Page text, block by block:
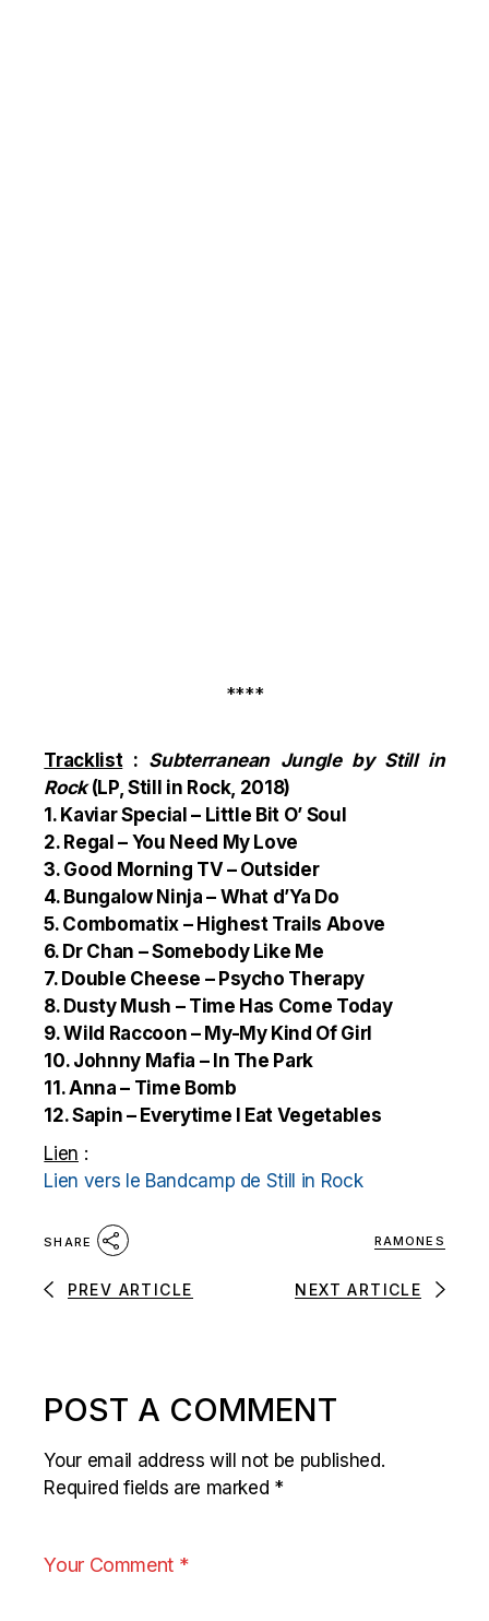
****
Tracklist: Subterranean Jungle by Still in
Rock(LP, Still in Rock, 2018)
1. Kaviar Special – Little Bit O’ Soul
2. Regal – You Need My Love
3. Good Morning TV – Outsider
4. Bungalow Ninja – What d’Ya Do
5. Combomatix – Highest Trails Above
6. Dr Chan – Somebody Like Me
7. Double Cheese – Psycho Therapy
8. Dusty Mush – Time Has Come Today
9. Wild Raccoon – My-My Kind Of Girl
10. Johnny Mafia – In The Park
11. Anna – Time Bomb
12. Sapin – Everytime I Eat Vegetables
Lien :
Lien vers le Bandcamp de Still in Rock
SHARE RAMONES
PREV ARTICLE NEXT ARTICLE
POST A COMMENT
Your email address will not be published.
Required fields are marked *